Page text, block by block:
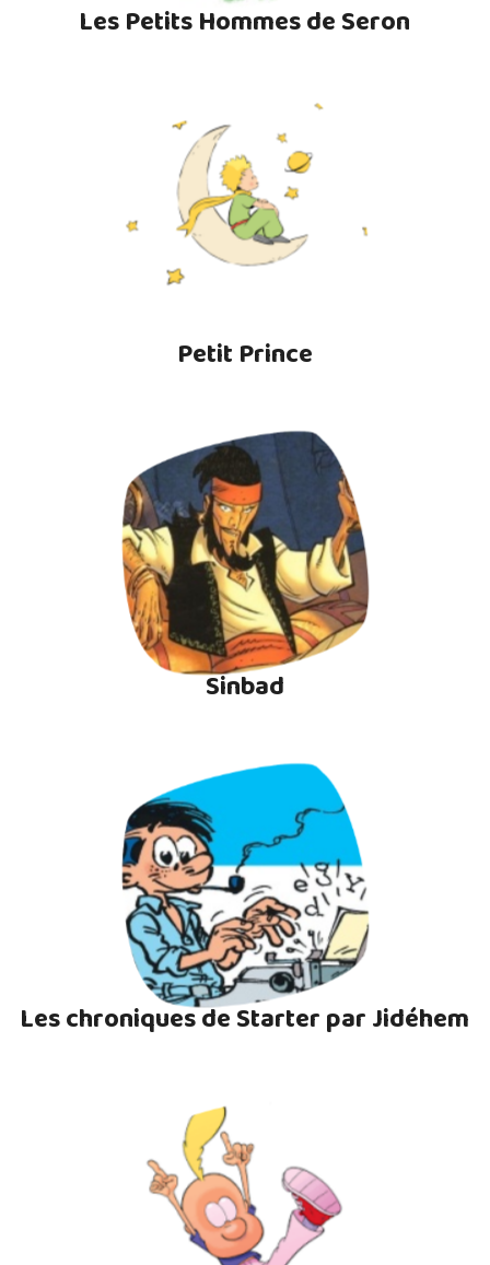
Les Petits Hommes de Seron
Petit Prince
Sinbad
Les chroniques de Starter par Jidéhem